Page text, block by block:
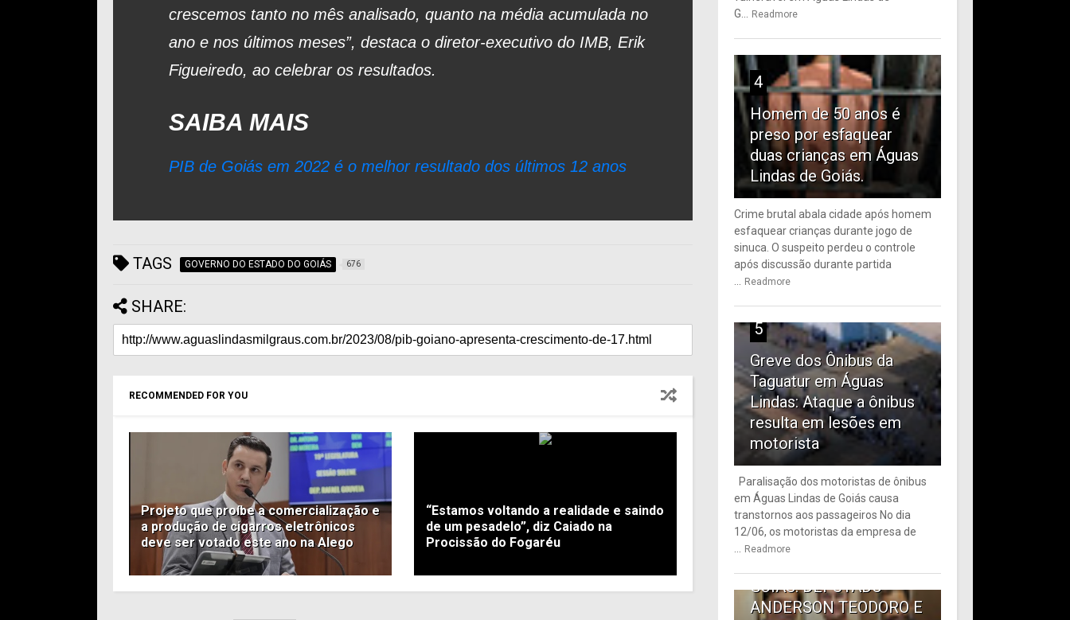
crescemos tanto no mês analisado, quanto na média acumulada no
ano e nos últimos meses”, destaca o diretor-executivo do IMB, Erik
Figueiredo, ao celebrar os resultados.
SAIBA MAIS
PIB de Goiás em 2022 é o melhor resultado dos últimos 12 anos
TAGS GOVERNO DO ESTADO DO GOIÁS 676
SHARE:
RECOMMENDED FOR YOU
Projeto que proíbe a comercialização e
a produção de cigarros eletrônicos
deve ser votado este ano na Alego
“Estamos voltando a realidade e saindo
de um pesadelo”, diz Caiado na
Procissão do Fogaréu
G...
Readmore
4
Homem de 50 anos é
preso por esfaquear
duas crianças em Águas
Lindas de Goiás.
Crime brutal abala cidade após homem
esfaquear crianças durante jogo de
sinuca. O suspeito perdeu o controle
após discussão durante partida
Readmore
5
Greve dos Ônibus da
Taguatur em Águas
Lindas: Ataque a ônibus
resulta em lesões em
motorista
Paralisação dos motoristas de ônibus
em Águas Lindas de Goiás causa
transtornos aos passageiros No dia
12/06, os motoristas da empresa de
Readmore
6
TRANSPORTE PÚBLICO
GOIÁS: DEPUTADO
ANDERSON TEODORO E